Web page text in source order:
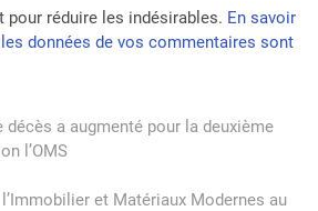
réduire les indésirables. En savoir
données de vos commentaires sont
décès a augmenté pour la deuxième
l’OMS
et Matériaux Modernes au